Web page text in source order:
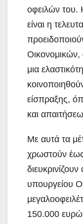
οφειλών
είναι η
Οικονομικών,
μια
είσπραξης,
και
Με αυτά τα
χρωστούν
υπουργείου
150.000